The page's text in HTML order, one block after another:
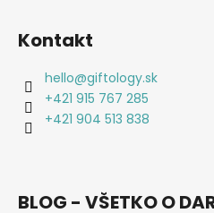
Kontakt
hello@giftology.sk
+421 915 767 285
+421 904 513 838
BLOG - VŠETKO O